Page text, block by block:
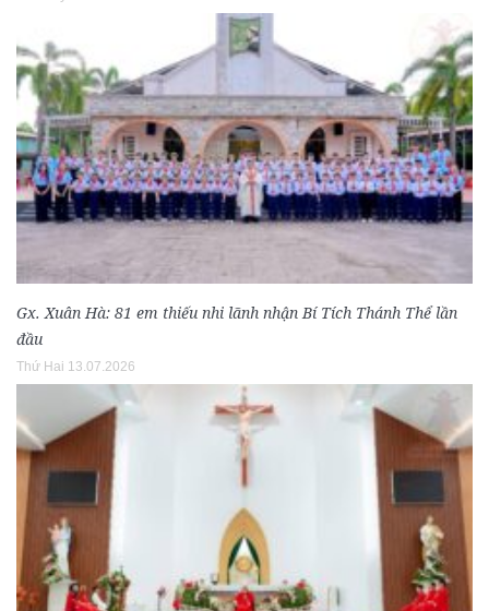
Gx. Xuân Hà: 81 em thiếu nhi lãnh nhận Bí Tích Thánh Thể lần
đầu
Thứ Hai 13.07.2026